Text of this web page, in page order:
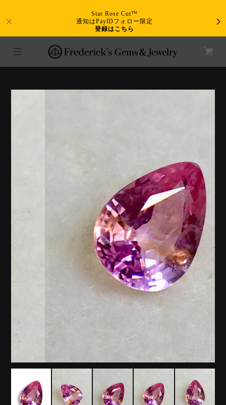
Star Rose Cut™
通知はPayIDフォロー限定
登録はこちら